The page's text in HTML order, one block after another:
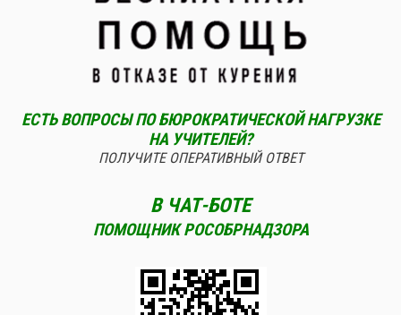
ЕСТЬ ВОПРОСЫ ПО БЮРОКРАТИЧЕСКОЙ НАГРУЗКЕ
НА УЧИТЕЛЕЙ?
ПОЛУЧИТЕ ОПЕРАТИВНЫЙ ОТВЕТ
В ЧАТ-БОТЕ
ПОМОЩНИК РОСОБРНАДЗОРА